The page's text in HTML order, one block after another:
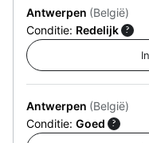
Antwerpen (België)
Conditie: Redelijk ?
Antwerpen (België)
Conditie: Goed ?